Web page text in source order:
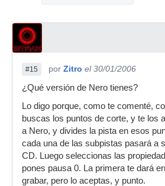
#15 por Zitro el 30/01/2006
¿Qué versión de Nero tienes?
Lo digo porque, como te comenté,
buscas los puntos de corte, y te los
a Nero, y divides la pista en esos
cada una de las subpistas pasará a
CD. Luego seleccionas las
pones pausa 0. La primera te dará
grabar, pero lo aceptas, y punto.